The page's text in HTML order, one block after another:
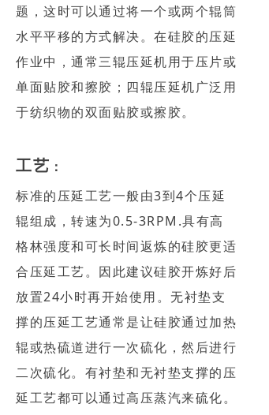
题，这时可以通过将一个或两个辊筒
水平平移的方式解决。在硅胶的压延
作业中，通常三辊压延机用于压片或
单面贴胶和擦胶；四辊压延机广泛用
于纺织物的双面贴胶或擦胶。
工艺 ：
标准的压延工艺一般由3到4个压延
辊组成，转速为0.5-3RPM.具有高
格林强度和可长时间返炼的硅胶更适
合压延工艺。因此建议硅胶开炼好后
放置24小时再开始使用。无衬垫支
撑的压延工艺通常是让硅胶通过加热
辊或热硫道进行一次硫化，然后进行
二次硫化。有衬垫和无衬垫支撑的压
延工艺都可以通过高压蒸汽来硫化。